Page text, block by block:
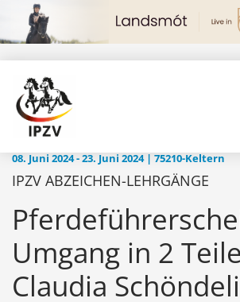
08. Juni 2024 - 23. Juni 2024 | 75210-Keltern
IPZV ABZEICHEN-LEHRGÄNGE
Umgang in 2
Claudia